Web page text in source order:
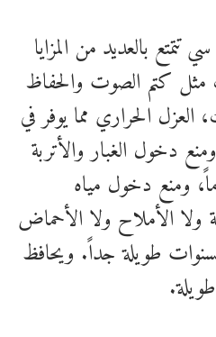
بالعديد من المزايا
مثل كتم الصوت والحفاظ
الحراري مما يوفر في
دخول الغبار والأتربة
ومنع دخول مياه
ولا الأملاح ولا الأحماض
طويلة جداً. ويحافظ